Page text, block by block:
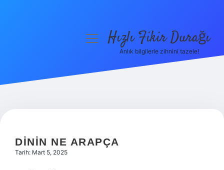
Hakkımızda
menüyüHızlı Fikir Durağı
Anlık bilgilerle zihnini tazele!
DININ NE ARAPÇA
Tarih: Mart 5, 2025